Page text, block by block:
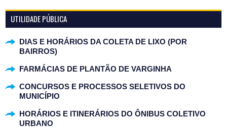
UTILIDADE PÚBLICA
DIAS E HORÁRIOS DA COLETA DE LIXO (POR
BAIRROS)
FARMÁCIAS DE PLANTÃO DE VARGINHA
CONCURSOS E PROCESSOS SELETIVOS DO
MUNICÍPIO
HORÁRIOS E ITINERÁRIOS DO ÔNIBUS COLETIVO
URBANO